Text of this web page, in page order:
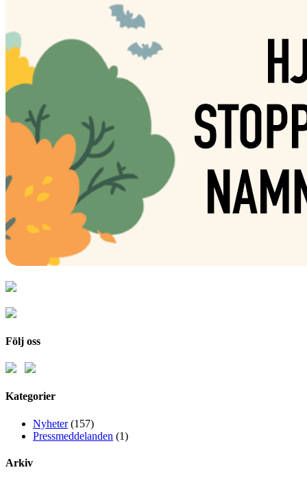
Följ oss
Kategorier
Nyheter(157)
Pressmeddelanden (1)
Arkiv